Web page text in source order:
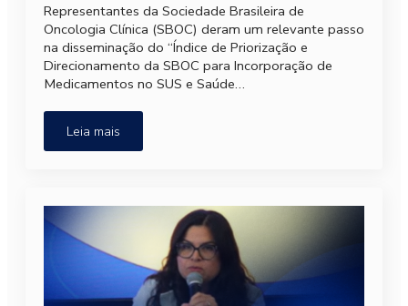
Representantes da Sociedade Brasileira de
Oncologia Clínica (SBOC) deram um relevante passo
na disseminação do “Índice de Priorização e
Direcionamento da SBOC para Incorporação de
Medicamentos no SUS e Saúde…
Leia mais